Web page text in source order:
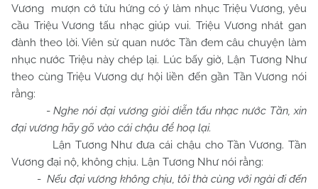
Vương mượn cớ tửu hứng có ý làm nhục Triệu Vương, yêu
cầu Triệu Vương tấu nhạc giúp vui. Triệu Vương nhát gan
đành theo lời. Viên sử quan nước Tần đem câu chuyện làm
nhục nước Triệu này chép lại. Lúc bấy giờ, Lận Tương Như
theo cùng Triệu Vương dự hội liền đến gần Tần Vương nói
rằng:
-Nghe nói đại vương giỏi diễn tấu nhạc nước Tần, xin
đại vương hãy gõ vào cái chậu để hoạ lại.
Lận Tương Như đưa cái chậu cho Tần Vương. Tần
Vương đại nộ, không chịu. Lận Tương Như nói rằng:
- Nếu đại vương không chịu, tôi thà cùng với ngài đi đến